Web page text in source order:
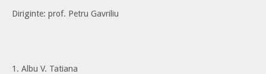
Diriginte: prof. Petru Gavriliu
1. Albu V. Tatiana